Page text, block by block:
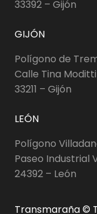
33392 – Gijón
GIJÓN
Polígono de
Calle Tina Moditti
33211 – Gijón
LEÓN
Polígono
Paseo Industrial
24392 – León
Transmaraña ©